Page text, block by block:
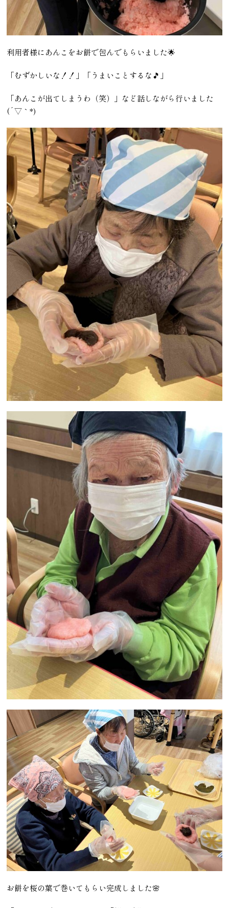
利用者様にあんこをお餅で包んでもらいました🌟
「むずかしいな！！」「うまいことするな🎵」
「あんこが出てしまうわ（笑）」など話しながら行いました
(´▽｀*)
お餅を桜の葉で巻いてもらい完成しました🌸